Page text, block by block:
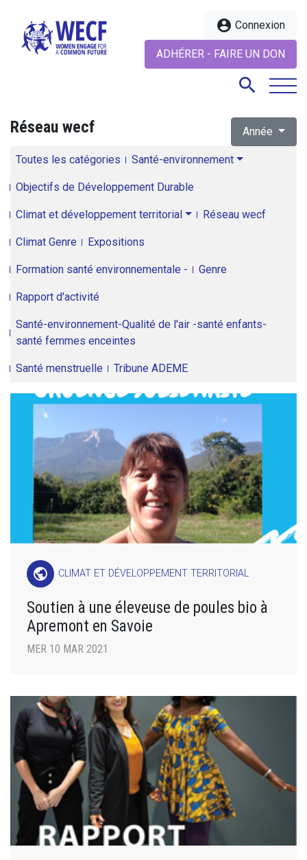
account_circle Connexion
ADHÉRER - FAIRE UN DON
search
Réseau wecf Année
Toutes les catégories Santé-environnement
Objectifs de Développement Durable
Climat et développement territorial Réseau wecf
Climat Genre Expositions
Formation santé environnementale - Genre
Rapport d'activité
Santé-environnement-Qualité de l'air -santé enfants-
santé femmes enceintes
Santé menstruelle Tribune ADEME
public CLIMAT ET DÉVELOPPEMENT TERRITORIAL
Soutien à une éleveuse de poules bio à
Apremont en Savoie
MER 10 MAR 2021